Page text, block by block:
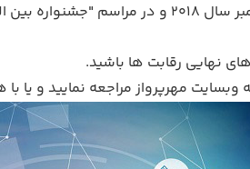
تمام شهرهای منتخب در تاریخ هفتم
نهایی رقابت ها باشید.
وبسایت مهرپرواز مراجعه نمایید و یا با